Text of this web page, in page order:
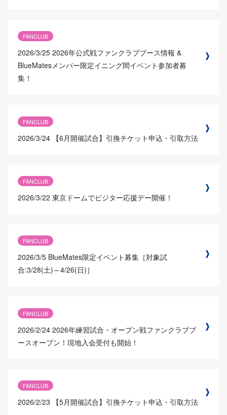
FANCLUB
2026/3/25 2026年公式戦ファンクラブブース情報 &
BlueMatesメンバー限定イニング間イベント参加者募
集！
FANCLUB
2026/3/24 【6月開催試合】引換チケット申込・引取方法
FANCLUB
2026/3/22 東京ドームでビジター応援デー開催！
FANCLUB
2026/3/5 BlueMates限定イベント募集［対象試
合:3/28(土)～4/26(日)］
FANCLUB
2026/2/24 2026年練習試合・オープン戦ファンクラブブ
ースオープン！現地入会受付も開始！
FANCLUB
2026/2/23 【5月開催試合】引換チケット申込・引取方法